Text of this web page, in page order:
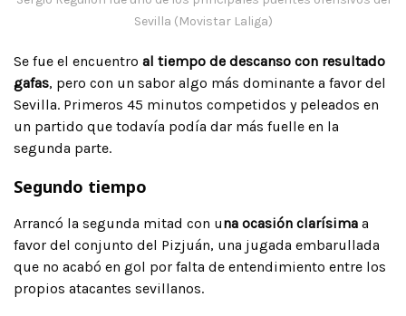
Sevilla (Movistar Laliga)
Se fue el encuentro al tiempo de descanso con resultado
gafas, pero con un sabor algo más dominante a favor del
Sevilla. Primeros 45 minutos competidos y peleados en
un partido que todavía podía dar más fuelle en la
segunda parte.
Segundo tiempo
Arrancó la segunda mitad con una ocasión clarísima a
favor del conjunto del Pizjuán, una jugada embarullada
que no acabó en gol por falta de entendimiento entre los
propios atacantes sevillanos.